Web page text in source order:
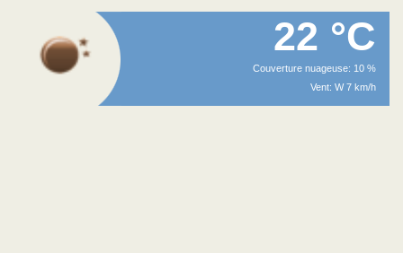
22 °C
Couverture nuageuse: 10 %
Vent: W 7 km/h